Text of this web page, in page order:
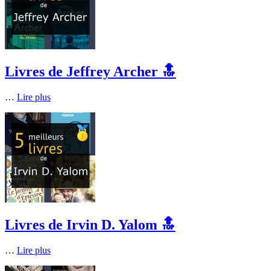
Livres de Jeffrey Archer 🔝
… Lire plus
Livres de Irvin D. Yalom 🔝
… Lire plus